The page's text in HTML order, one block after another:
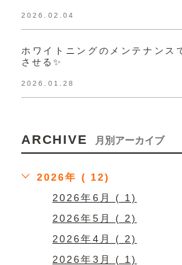
2026.02.04
ホワイトニングのメンテナンス
させる✨
2026.01.28
ARCHIVE 月別アーカイブ
2026年 ( 12)
2026年6月 ( 1)
2026年5月 ( 2)
2026年4月 ( 2)
2026年3月 ( 1)